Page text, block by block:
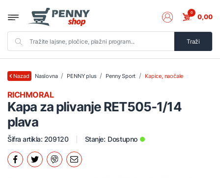
Traži
0 0,00
Nazad Naslovna PENNY plus Penny Sport Kapice, naočale
Kapa za plivanje RET505-1/14
plava
RICHMORAL
Šifra artikla: 209120 Stanje: Dostupno